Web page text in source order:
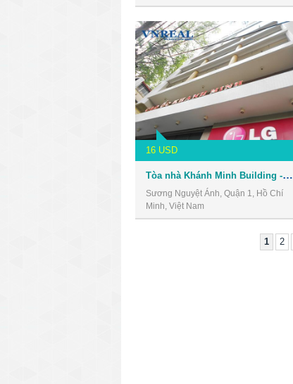
16 USD
Tòa nhà Khánh Minh Building - Văn phòng cho thuê Quận 1
Sương Nguyệt Ánh, Quận 1, Hồ Chí
Minh, Việt Nam
1 2